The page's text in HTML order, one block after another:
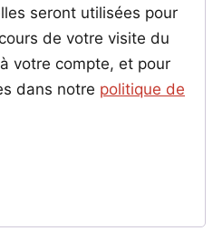
seront utilisées pour
de votre visite du
votre compte, et pour
dans notre politique de